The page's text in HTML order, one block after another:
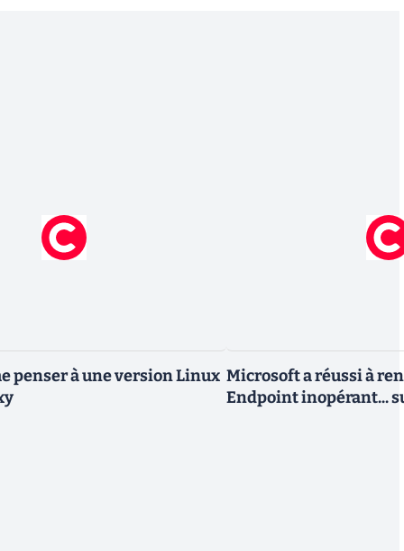
penser à une version Linux Microsoft a réussi à
Endpoint inopérant...